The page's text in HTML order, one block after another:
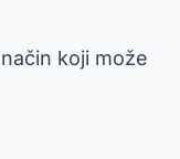
koji može